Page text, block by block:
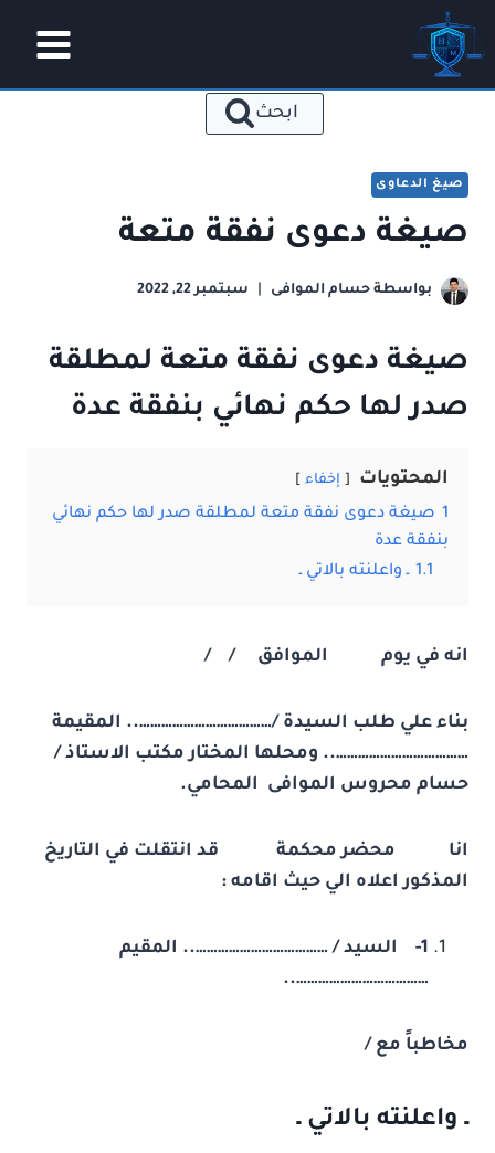
التجاوز
إلى
المحتوى
ابحث
صيغ الدعاوى
صيغة دعوى نفقة متعة
بواسطة حسام الموافى سبتمبر 22, 2022
صيغة دعوى نفقة متعة لمطلقة
صدر لها حكم نهائي بنفقة عدة
المحتويات إخفاء
1 صيغة دعوى نفقة متعة لمطلقة صدر لها حكم نهائي
بنفقة عدة
1.1 ـ واعلنته بالاتي ـ
انه في يوم الموافق / /
بناء علي طلب السيدة /……………………………….. المقيمة
……………………………….. ومحلها المختار مكتب الاستاذ /
حسام محروس الموافى
المحامي.
انا محضر محكمة قد انتقلت في التاريخ
المذكور اعلاه الي حيث اقامه :
1-
السيد / ……………………………….. المقيم
………………………………..
مخاطباً مع /
ـ واعلنته بالاتي ـ